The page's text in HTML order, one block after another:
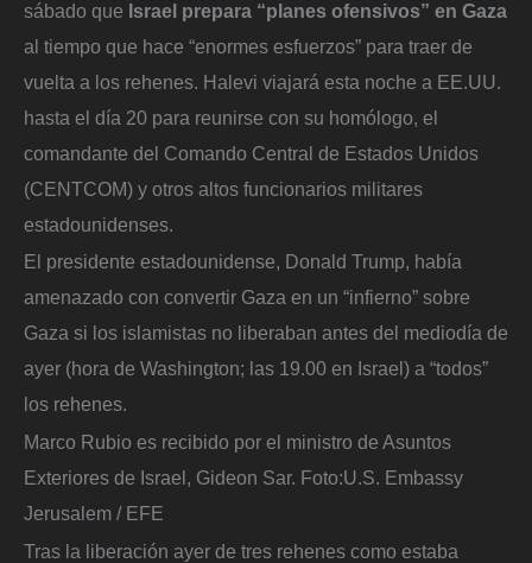
sábado que Israel prepara “planes ofensivos” en Gaza
al tiempo que hace “enormes esfuerzos” para traer de
vuelta a los rehenes. Halevi viajará esta noche a EE.UU.
hasta el día 20 para reunirse con su homólogo, el
comandante del Comando Central de Estados Unidos
(CENTCOM) y otros altos funcionarios militares
estadounidenses.
El presidente estadounidense, Donald Trump, había
amenazado con convertir Gaza en un “infierno” sobre
Gaza si los islamistas no liberaban antes del mediodía de
ayer (hora de Washington; las 19.00 en Israel) a “todos”
los rehenes.
Marco Rubio es recibido por el ministro de Asuntos
Exteriores de Israel, Gideon Sar. Foto:U.S. Embassy
Jerusalem / EFE
Tras la liberación ayer de tres rehenes como estaba